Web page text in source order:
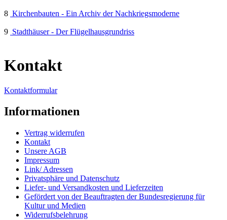
8 Kirchenbauten - Ein Archiv der Nachkriegsmoderne
9 Stadthäuser - Der Flügelhausgrundriss
Kontakt
Kontaktformular
Informationen
Vertrag widerrufen
Kontakt
Unsere AGB
Impressum
Link/ Adressen
Privatsphäre und Datenschutz
Liefer- und Versandkosten und Lieferzeiten
Gefördert von der Beauftragten der Bundesregierung für
Kultur und Medien
Widerrufsbelehrung